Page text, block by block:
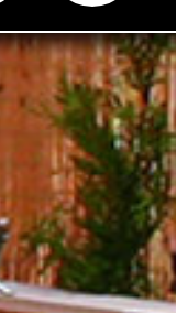
© Plan du site